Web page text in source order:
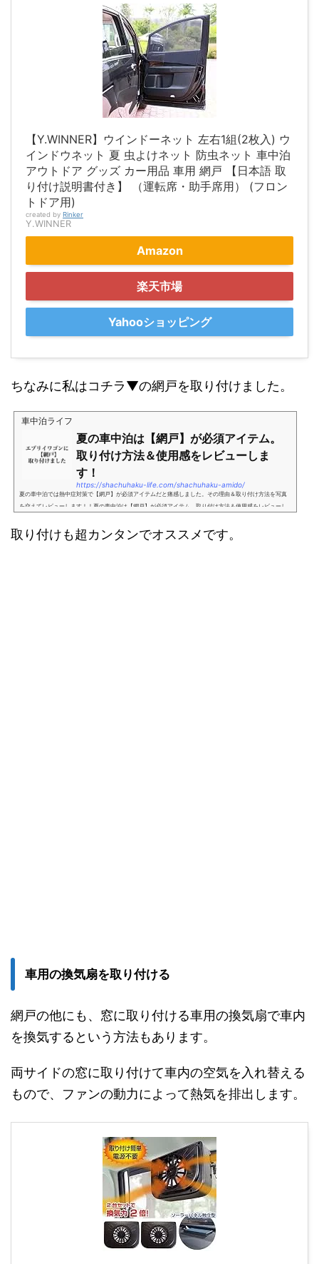
【Y.WINNER】ウインドーネット 左右1組(2枚入) ウ
インドウネット 夏 虫よけネット 防虫ネット 車中泊
アウトドア グッズ カー用品 車用 網戸 【日本語 取
り付け説明書付き】 （運転席・助手席用） (フロン
トドア用)
created by Rinker
Y.WINNER
Amazon
楽天市場
Yahooショッピング
ちなみに私はコチラ▼の網戸を取り付けました。
車中泊ライフ
夏の車中泊は【網戸】が必須アイテム。
取り付け方法＆使用感をレビューしま
す！
https://shachuhaku-life.com/shachuhaku-amido/
夏の車中泊では熱中症対策で【網戸】が必須アイテムだと痛感しました。その理由＆取り付け方法を写真
を交えてレビューします！！夏の車中泊は【網戸】が必須アイテム。取り付け方法＆使用感をレビューし
取り付けも超カンタンでオススメです。
車用の換気扇を取り付ける
網戸の他にも、窓に取り付ける車用の換気扇で車内
を換気するという方法もあります。
両サイドの窓に取り付けて車内の空気を入れ替える
もので、ファンの動力によって熱気を排出します。